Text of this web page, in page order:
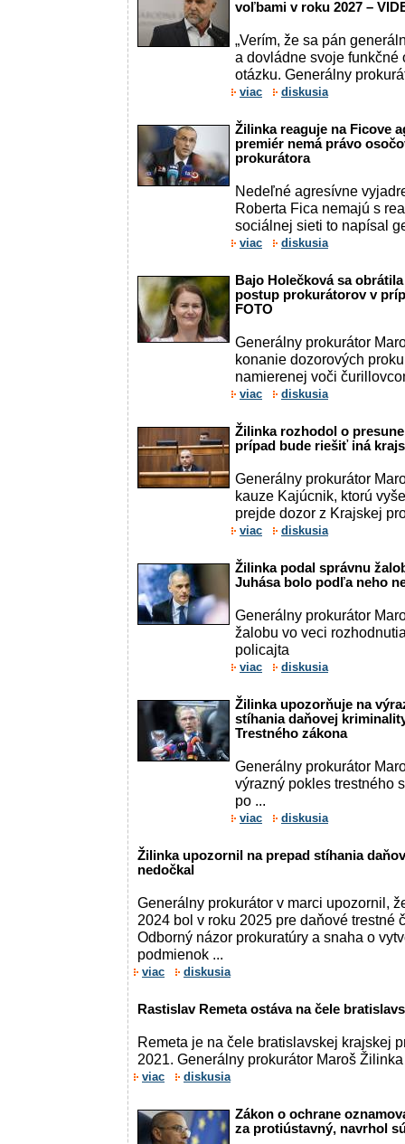
voľbami v roku 2027 –
„Verím, že sa pán
a dovládne svoje funkčné
otázku. Generálny
viac diskusia
Žilinka reaguje na Ficove
premiér nemá právo
prokurátora
Nedeľné agresívne
Roberta Fica nemajú s
sociálnej sieti to napísal
viac diskusia
Bajo Holečková sa
postup prokurátorov v
FOTO
Generálny prokurátor
konanie dozorových
namierenej voči
viac diskusia
Žilinka rozhodol o
prípad bude riešiť iná
Generálny prokurátor
kauze Kajúcnik, ktorú
prejde dozor z Krajskej
viac diskusia
Žilinka podal správnu
Juhása bolo podľa neho
Generálny prokurátor
žalobu vo veci
policajta
viac diskusia
Žilinka upozorňuje na
stíhania daňovej
Trestného zákona
Generálny prokurátor
výrazný pokles trestného
po ...
viac diskusia
Žilinka upozornil na prepad stíhania
nedočkal
Generálny prokurátor v marci upozornil,
2024 bol v roku 2025 pre daňové trestné
Odborný názor prokuratúry a snaha o
podmienok ...
viac diskusia
Rastislav Remeta ostáva na čele
Remeta je na čele bratislavskej krajskej
2021. Generálny prokurátor Maroš
viac diskusia
Zákon o ochrane
za protiústavný, navrhol